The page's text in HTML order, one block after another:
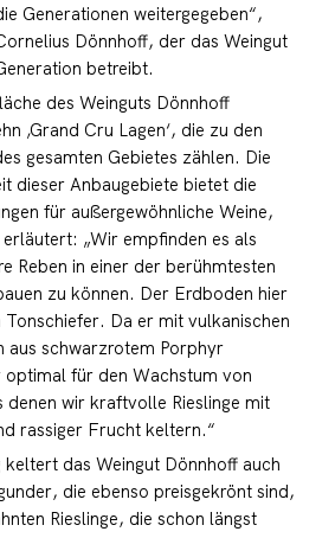
Generationen weitergegeben“,
Dönnhoff, der das Weingut
betreibt.
des Weinguts Dönnhoff
‚Grand Cru Lagen‘, die zu den
gesamten Gebietes zählen. Die
dieser Anbaugebiete bietet die
für außergewöhnliche Weine,
„Wir empfinden es als
Reben in einer der berühmtesten
zu können. Der Erdboden hier
Da er mit vulkanischen
aus schwarzrotem Porphyr
für den Wachstum von
denen wir kraftvolle Rieslinge mit
rassiger Frucht keltern.“
keltert das Weingut Dönnhoff auch
die ebenso preisgekrönt sind,
Rieslinge, die schon längst